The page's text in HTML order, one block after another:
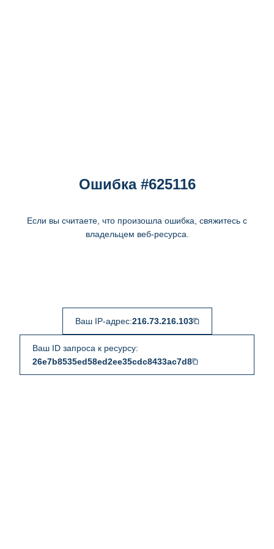
Ошибка #625116
Если вы считаете, что произошла ошибка, свяжитесь с
владельцем веб-ресурса.
Ваш IP-адрес:216.73.216.103
Ваш ID запроса к ресурсу:
26e7b8535ed58ed2ee35cdc8433ac7d8